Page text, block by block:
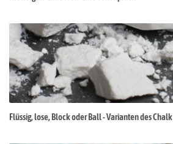
Flüssig, lose, Block oder Ball - Varianten des Chalk